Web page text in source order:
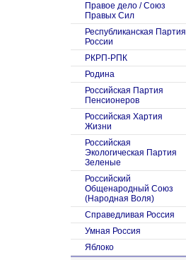
Правое дело / Союз
Правых Сил
Республиканская Партия
России
РКРП-РПК
Родина
Российская Партия
Пенсионеров
Российская Хартия
Жизни
Российская
Экологическая Партия
Зеленые
Российский
Общенародный Союз
(Народная Воля)
Справедливая Россия
Умная Россия
Яблоко